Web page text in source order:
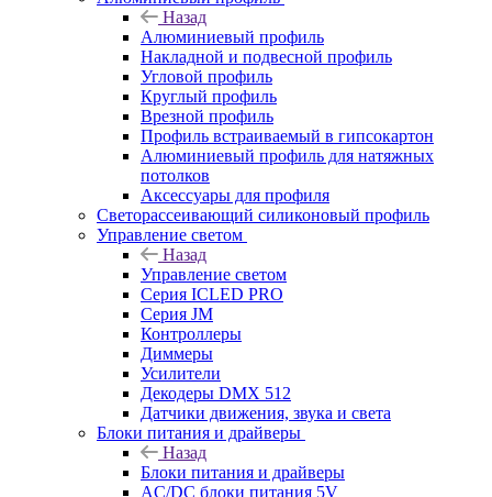
Назад
Алюминиевый профиль
Накладной и подвесной профиль
Угловой профиль
Круглый профиль
Врезной профиль
Профиль встраиваемый в гипсокартон
Алюминиевый профиль для натяжных
потолков
Аксессуары для профиля
Светорассеивающий силиконовый профиль
Управление светом
Назад
Управление светом
Серия ICLED PRO
Серия JM
Контроллеры
Диммеры
Усилители
Декодеры DMX 512
Датчики движения, звука и света
Блоки питания и драйверы
Назад
Блоки питания и драйверы
AC/DC блоки питания 5V